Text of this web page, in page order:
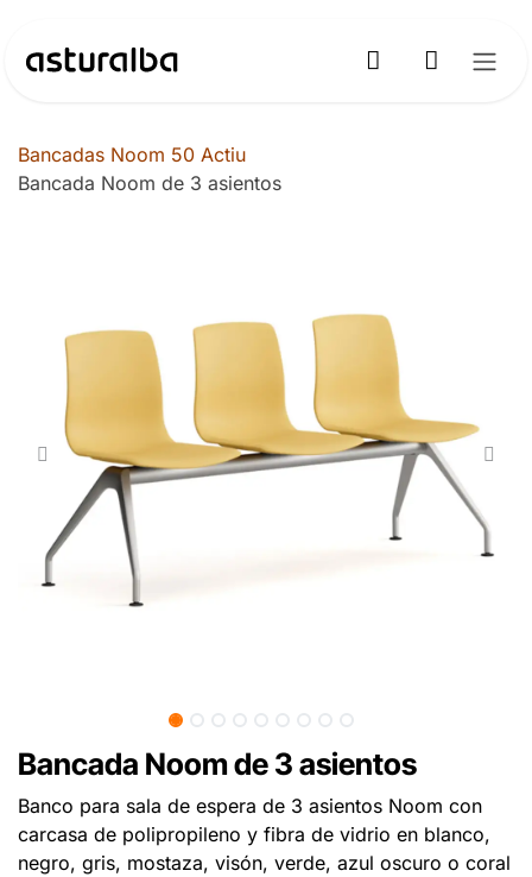
Bancadas Noom 50 Actiu
Bancada Noom de 3 asientos
Bancada Noom de 3 asientos
Banco para sala de espera de 3 asientos Noom con
carcasa de polipropileno y fibra de vidrio en blanco,
negro, gris, mostaza, visón, verde, azul oscuro o coral